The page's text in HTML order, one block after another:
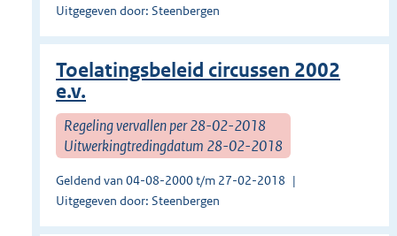
Uitgegeven door: Steenbergen
Toelatingsbeleid circussen 2002
e.v.
Regeling vervallen per 28-02-2018
Uitwerkingtredingdatum 28-02-2018
Geldend van 04-08-2000 t/m 27-02-2018
Uitgegeven door: Steenbergen